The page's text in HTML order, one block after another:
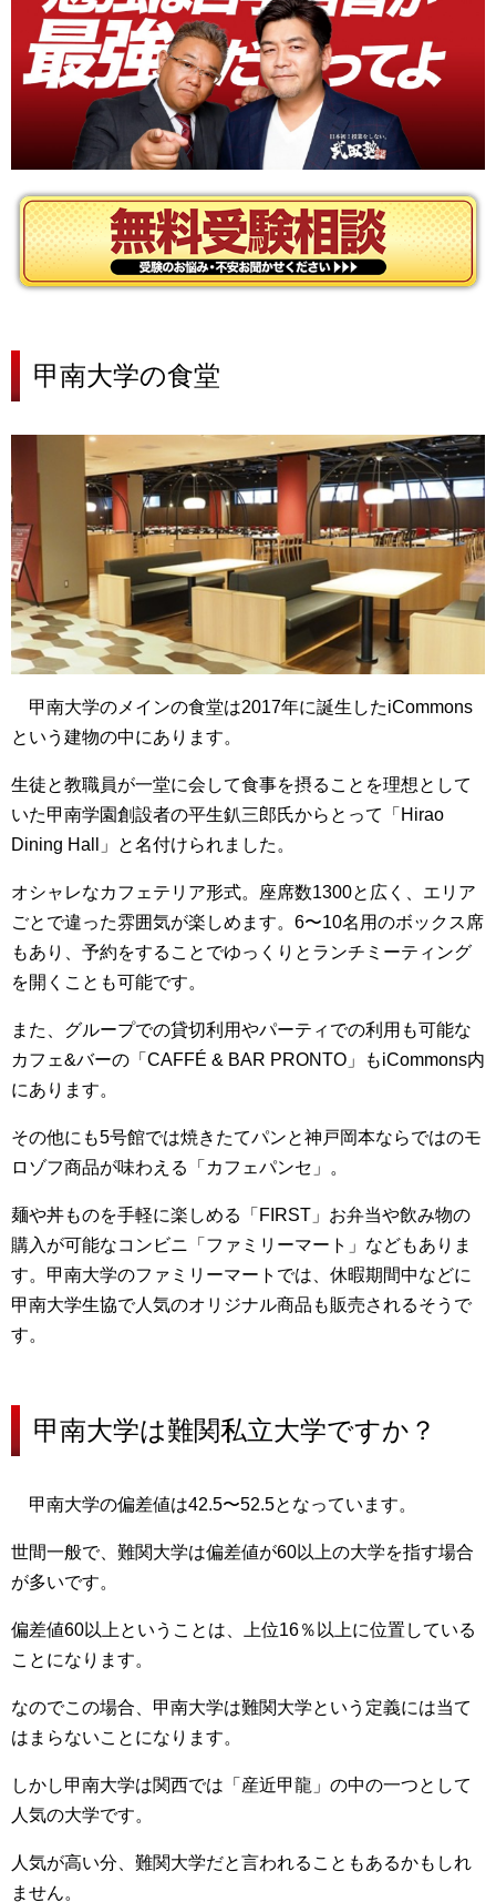
甲南大学の食堂
甲南大学のメインの食堂は2017年に誕生したiCommons
という建物の中にあります。
生徒と教職員が一堂に会して食事を摂ることを理想として
いた甲南学園創設者の平生釟三郎氏からとって
「Hirao
Dining Hall」
と名付けられました。
オシャレなカフェテリア形式。座席数1300と広く、エリア
ごとで違った雰囲気が楽しめます。6〜10名用のボックス席
もあり、予約をすることでゆっくりとランチミーティング
を開くことも可能です。
また、グループでの貸切利用やパーティでの利用も可能な
カフェ&バーの 「CAFFÉ & BAR PRONTO」
もiCommons内
にあります。
その他にも5号館では焼きたてパンと神戸岡本ならではのモ
ロゾフ商品が味わえる
「カフェパンセ」 。
麺や丼ものを手軽に楽しめる 「FIRST」 お弁当や飲み物の
購入が可能なコンビニ 「ファミリーマート」 などもありま
す。 甲南大学のファミリーマートでは、休暇期間中などに
甲南大学生協で人気のオリジナル商品も販売されるそうで
す。
甲南大学は難関私立大学ですか？
甲南大学の偏差値は42.5〜52.5となっています。
世間一般で、 難関大学は偏差値が60以上の大学を指す場合
が多いです。
偏差値60以上ということは、上位16％以上に位置している
ことになります。
なのでこの場合、 甲南大学は難関大学という定義には当て
はまらないことになります。
しかし甲南大学は関西では「産近甲龍」の中の一つとして
人気の大学です。
人気が高い分、難関大学だと言われることもあるかもしれ
ません。